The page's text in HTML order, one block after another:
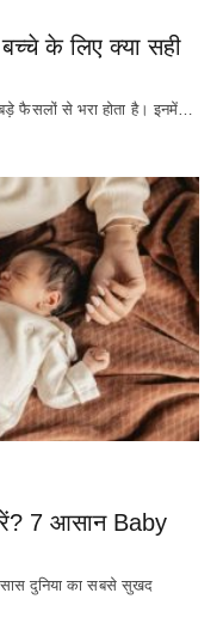
के लिए क्या सही
फैसलों से भरा होता है। इनमें…
7 आसान Baby
दुनिया का सबसे सुखद